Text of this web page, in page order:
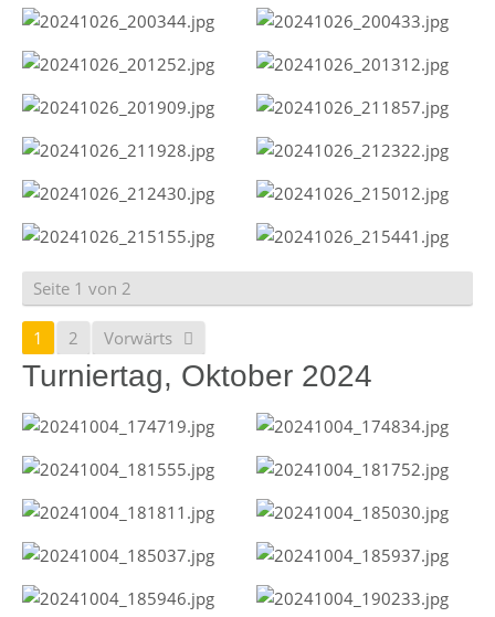
Seite 1 von 2
1 2 Vorwärts
Turniertag, Oktober 2024